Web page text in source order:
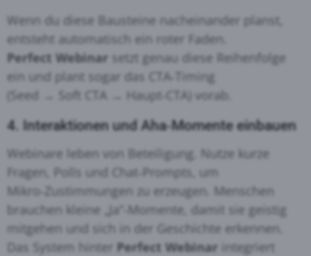
Wenn du diese Bausteine nacheinander planst,
entsteht automatisch ein roter Faden.
Perfect Webinar setzt genau diese Reihenfolge
ein und plant sogar das CTA‑Timing
(Seed → Soft CTA → Haupt‑CTA) vorab.
4. Interaktionen und Aha‑Momente einbauen
Webinare leben von Beteiligung. Nutze kurze
Fragen, Polls und Chat‑Prompts, um
Mikro‑Zustimmungen zu erzeugen. Menschen
brauchen kleine „Ja“‑Momente, damit sie geistig
mitgehen und sich in der Geschichte erkennen.
Das System hinter Perfect Webinar integriert